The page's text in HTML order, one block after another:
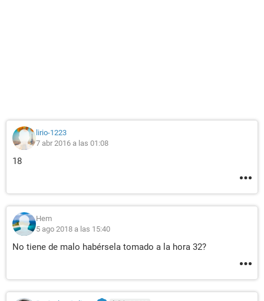
lirio-1223
7 abr 2016 a las 01:08
18
Hem
5 ago 2018 a las 15:40
No tiene de malo habérsela tomado a la hora 32?